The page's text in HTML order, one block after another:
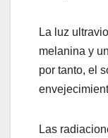
La luz
melanina y
por tanto, el
Las